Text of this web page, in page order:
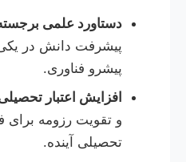
دستاورد علمی
پیشرفت دانش در
پیشرو فناوری.
افزایش اعتبار
و تقویت رزومه
تحصیلی آینده.